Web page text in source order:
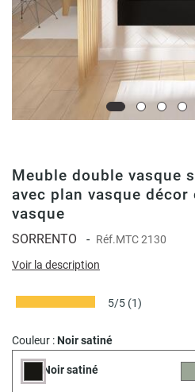
Meuble double vasque
avec plan vasque décor
vasque
SORRENTO - Réf.MTC 2130
Voir la description
5/5 (1)
Couleur :Noir satiné
Noir satiné